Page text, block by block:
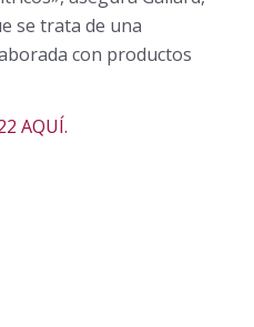
se trata de una
con productos
AQUÍ.